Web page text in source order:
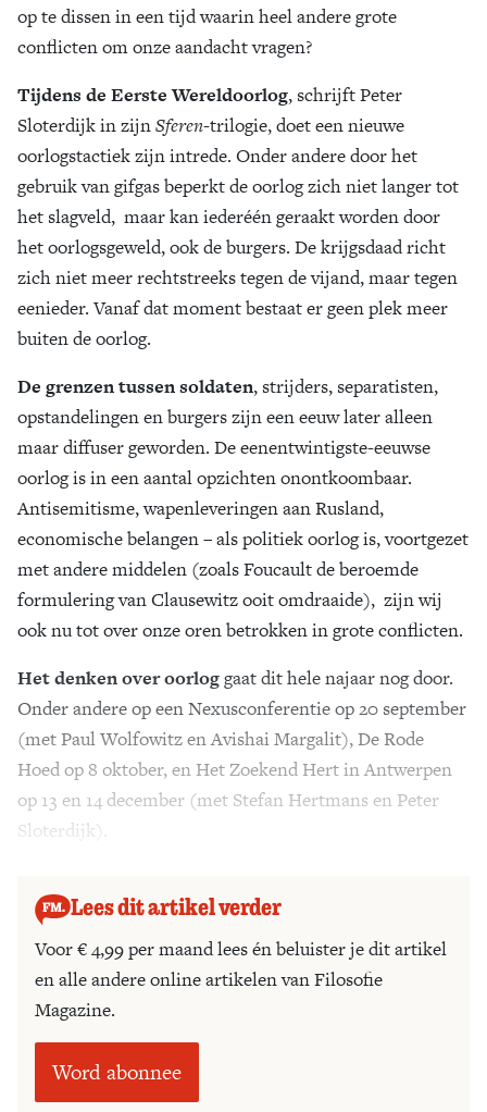
op te dissen in een tijd waarin heel andere grote
conflicten om onze aandacht vragen?
Tijdens de Eerste Wereldoorlog, schrijft Peter
Sloterdijk in zijnSferen-trilogie, doet een nieuwe
oorlogstactiek zijn intrede. Onder andere door het
gebruik van gifgas beperkt de oorlog zich niet langer tot
het slagveld, maar kan iederéén geraakt worden door
het oorlogsgeweld, ook de burgers. De krijgsdaad richt
zich niet meer rechtstreeks tegen de vijand, maar tegen
eenieder. Vanaf dat moment bestaat er geen plek meer
buiten de oorlog.
De grenzen tussen soldaten, strijders, separatisten,
opstandelingen en burgers zijn een eeuw later alleen
maar diffuser geworden. De eenentwintigste-eeuwse
oorlog is in een aantal opzichten onontkoombaar.
Antisemitisme, wapenleveringen aan Rusland,
economische belangen – als politiek oorlog is, voortgezet
met andere middelen (zoals Foucault de beroemde
formulering van Clausewitz ooit omdraaide), zijn wij
ook nu tot over onze oren betrokken in grote conflicten.
Het denken over oorloggaat dit hele najaar nog door.
Onder andere op een Nexusconferentie op 20 september
(met Paul Wolfowitz en Avishai Margalit), De Rode
Hoed op 8 oktober, en Het Zoekend Hert in Antwerpen
op 13 en 14 december (met Stefan Hertmans en Peter
Sloterdijk).
Lees dit artikel verder
Voor € 4,99 per maand lees én beluister je dit artikel
en alle andere online artikelen van Filosofie
Magazine.
Word abonnee